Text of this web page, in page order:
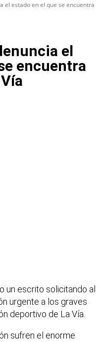
el estado en el que se encuentra
el
encuentra
un escrito solicitando al
urgente a los graves
deportivo de La Vía.
sufren el enorme